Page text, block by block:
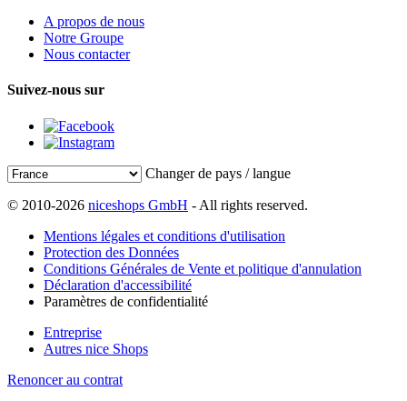
A propos de nous
Notre Groupe
Nous contacter
Suivez-nous sur
Changer de pays / langue
© 2010-2026 niceshops GmbH - All rights reserved.
Mentions légales et conditions d'utilisation
Protection des Données
Conditions Générales de Vente et politique d'annulation
Déclaration d'accessibilité
Paramètres de confidentialité
Entreprise
Autres nice Shops
Renoncer au contrat